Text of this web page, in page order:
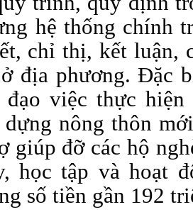
hệ thống chính
chỉ thị, kết luận,
địa phương. Đặc
việc thực hiện
dựng nông thôn
giúp đỡ các hộ
học tập và hoạt
số tiền gần 192